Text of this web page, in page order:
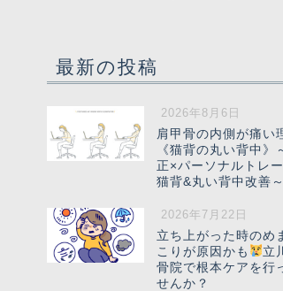
最新の投稿
2026年8月6日
肩甲骨の内側が痛い
《猫背の丸い背中》
正×パーソナルトレ
猫背&丸い背中改善～
2026年7月22日
立ち上がった時のめ
こりが原因かも
立
骨院で根本ケアを行
せんか？